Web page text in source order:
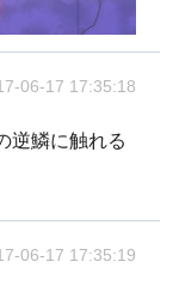
06-17 17:35:18
逆鱗に触れる
06-17 17:35:19